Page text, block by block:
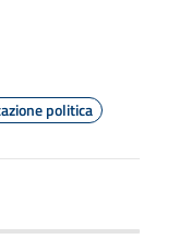
politica